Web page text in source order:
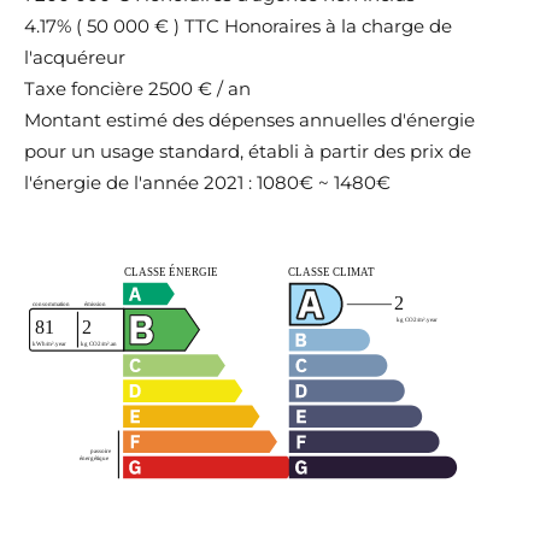
4.17% ( 50 000 € ) TTC Honoraires à la charge de
l'acquéreur
Taxe foncière 2500 € / an
Montant estimé des dépenses annuelles d'énergie
pour un usage standard, établi à partir des prix de
l'énergie de l'année 2021 : 1080€ ~ 1480€